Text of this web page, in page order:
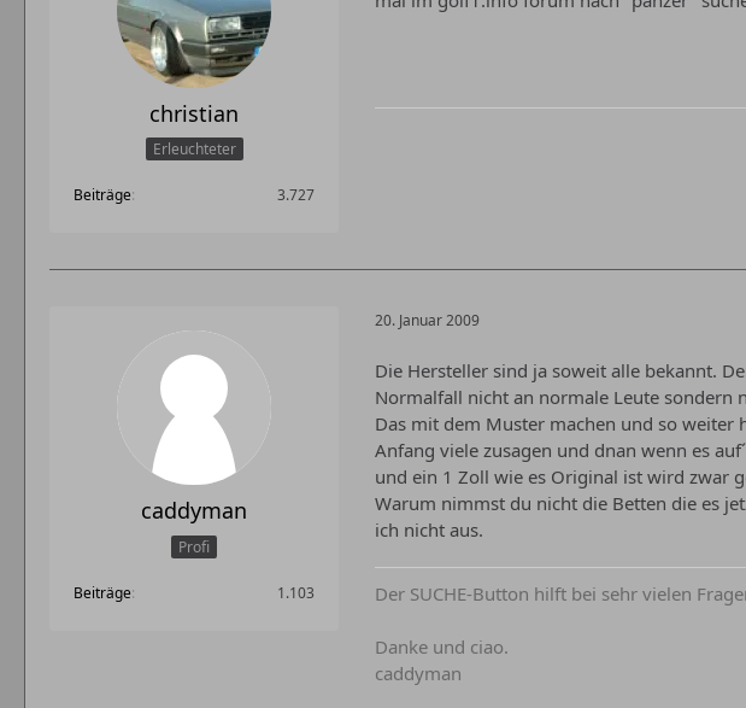
christian
Erleuchteter
Beiträge 3.727
caddyman
Profi
Beiträge 1.103
20. Januar 2009
Die Hersteller sind ja soweit alle bekannt.
Normalfall nicht an normale Leute sondern
Das mit dem Muster machen und so weiter
Anfang viele zusagen und dnan wenn es
und ein 1 Zoll wie es Original ist wird zwar
Warum nimmst du nicht die Betten die es
ich nicht aus.
Der SUCHE-Button hilft bei sehr vielen
Danke und ciao.
caddyman